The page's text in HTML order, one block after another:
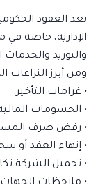
تعد العقود
الإدارية، خاصة
والتوريد والخدمات
ومن أبرز النزاعات
• غرامات التأخير.
• الحسومات
• رفض صرف
• إنهاء العقد أو
• تحميل الشركة
• ملاحظات الجهات